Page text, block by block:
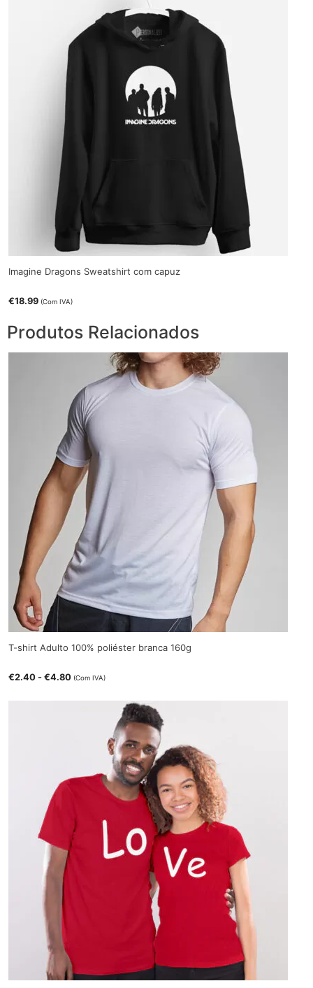
Imagine Dragons Sweatshirt com capuz
€18.99 (Com IVA)
Produtos Relacionados
T-shirt Adulto 100% poliéster branca 160g
€2.40 -€4.80 (Com IVA)